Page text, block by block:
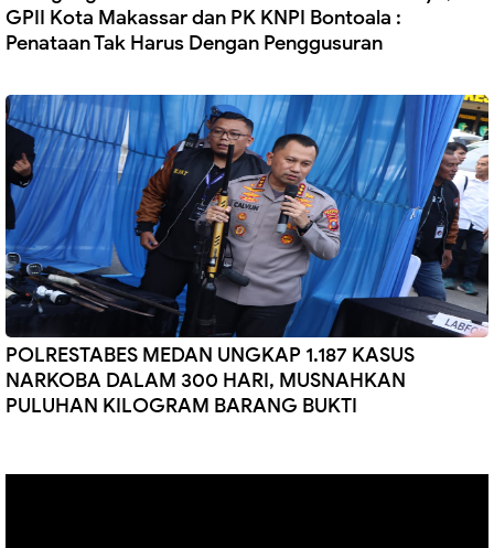
GPII Kota Makassar dan PK KNPI Bontoala :
Penataan Tak Harus Dengan Penggusuran
POLRESTABES MEDAN UNGKAP 1.187 KASUS
NARKOBA DALAM 300 HARI, MUSNAHKAN
PULUHAN KILOGRAM BARANG BUKTI